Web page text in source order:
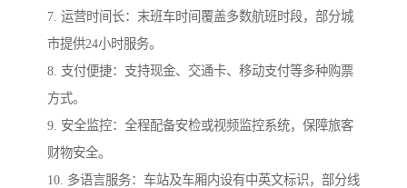
7. 运营时间长：末班车时间覆盖多数航班时段，部分城
市提供24小时服务。
8. 支付便捷：支持现金、交通卡、移动支付等多种购票
方式。
9. 安全监控：全程配备安检或视频监控系统，保障旅客
财物安全。
10. 多语言服务：车站及车厢内设有中英文标识，部分线